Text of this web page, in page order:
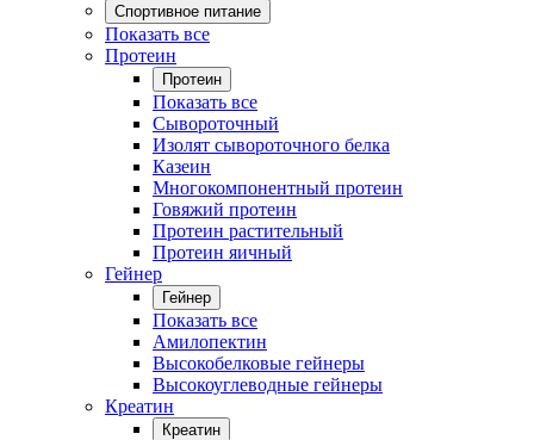
Спортивное питание
Показать все
Протеин
Протеин
Показать все
Сывороточный
Изолят сывороточного белка
Казеин
Многокомпонентный протеин
Говяжий протеин
Протеин растительный
Протеин яичный
Гейнер
Гейнер
Показать все
Амилопектин
Высокобелковые гейнеры
Высокоуглеводные гейнеры
Креатин
Креатин